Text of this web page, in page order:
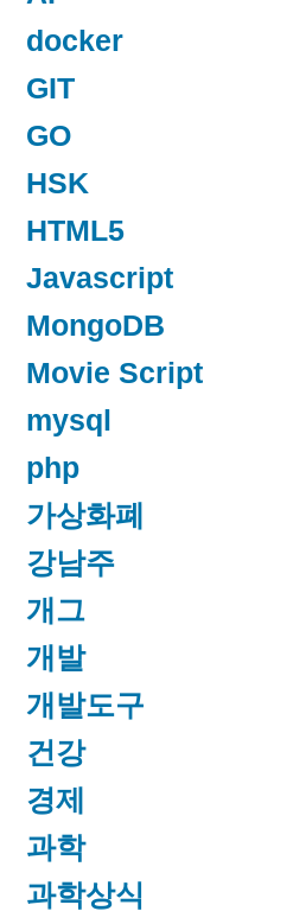
docker
GIT
GO
HSK
HTML5
Javascript
MongoDB
Movie Script
mysql
php
가상화폐
강남주
개그
개발
개발도구
건강
경제
과학
과학상식